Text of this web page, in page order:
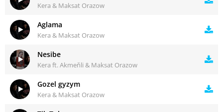
Kera & Maksat Orazow
Aglama
Kera & Maksat Orazow
Nesibe
Kera ft. Akmeňli & Maksat Orazow
Gozel gyzym
Kera & Maksat Orazow